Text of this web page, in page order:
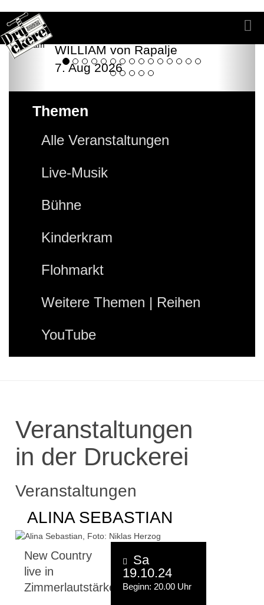
WILLIAM von Rapalje
7. Aug 2026
Themen
Alle Veranstaltungen
Live-Musik
Bühne
Kinderkram
Flohmarkt
Weitere Themen | Reihen
YouTube
Veranstaltungen
in der Druckerei
Veranstaltungen
ALINA SEBASTIAN
New Country
live in
Zimmerlautstärke
Sa
19.10.24
Beginn: 20.00 Uhr